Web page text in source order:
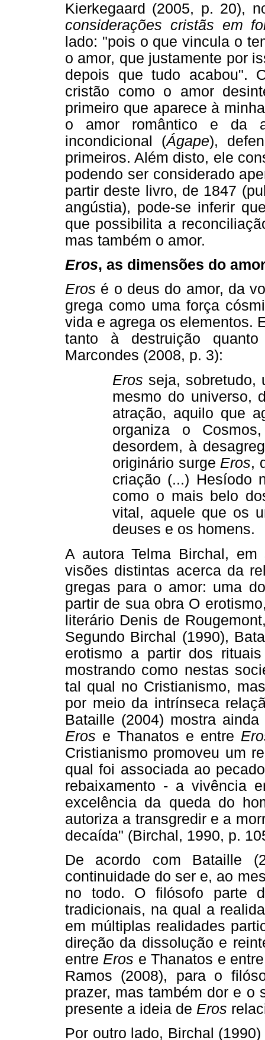
Kierkegaard (2005, p. 20),
considerações cristãs em
lado: "pois o que vincula o
o amor, que justamente por
depois que tudo acabou".
cristão como o amor
primeiro que aparece à
o amor romântico e da
incondicional (Ágape),
primeiros. Além disto, ele
podendo ser considerado
partir deste livro, de 1847
angústia), pode-se inferir
que possibilita a
mas também o amor.
Eros, as dimensões do
Eros é o deus do amor, da
grega como uma força
vida e agrega os elementos.
tanto à destruição
Marcondes (2008, p. 3):
Eros seja, sobretudo,
mesmo do universo,
atração, aquilo que
organiza o
desordem, à
originário surge Eros,
criação (...) Hesíodo
como o mais belo
vital, aquele que os
deuses e os homens.
A autora Telma Birchal,
visões distintas acerca da
gregas para o amor: uma
partir de sua obra O
literário Denis de
Segundo Birchal (1990),
erotismo a partir dos
mostrando como nestas
tal qual no Cristianismo,
por meio da intrínseca
Bataille (2004) mostra
Eros e Thanatos e entre
Cristianismo promoveu um
qual foi associada ao
rebaixamento - a vivência
excelência da queda do
autoriza a transgredir e a
decaída" (Birchal, 1990, p.
De acordo com Bataille
continuidade do ser e, ao
no todo. O filósofo parte
tradicionais, na qual a
em múltiplas realidades
direção da dissolução e
entre Eros e Thanatos e
Ramos (2008), para o
prazer, mas também dor e o
presente a ideia de Eros
Por outro lado, Birchal